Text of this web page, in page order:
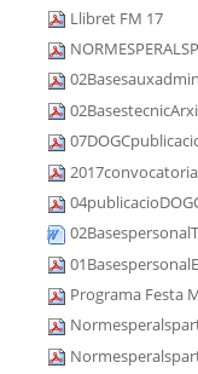
Llibret FM 17
Programa Festa